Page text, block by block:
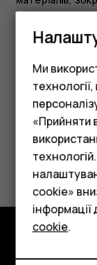
сталь і магній)
золото, срібло
можна
Це було
Так Ні
Огляд
Ми
«Прийняти
cookie»
інформації
cookie.